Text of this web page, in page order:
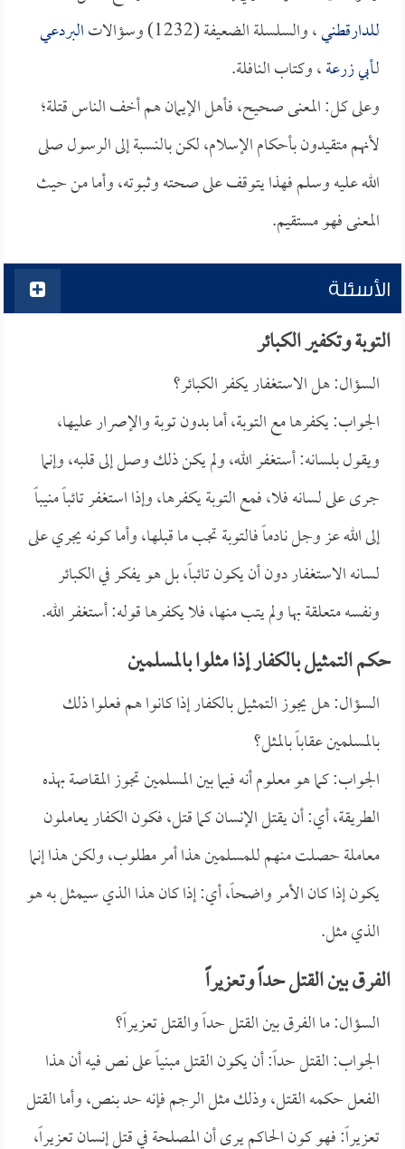
للدارقطني، والسلسلة الضعيفة (1232) وسؤالات
البردعي
لـأبي زرعة، وكتاب النافلة.
وعلى كل: المعنى صحيح، فأهل الإيمان هم أخف الناس قتلة؛
لأنهم متقيدون بأحكام الإسلام، لكن بالنسبة إلى الرسول صلى
الله عليه وسلم فهذا يتوقف على صحته وثبوته، وأما من حيث
المعنى فهو مستقيم.
الأسئلة
التوبة وتكفير الكبائر
السؤال: هل الاستغفار يكفر الكبائر؟
الجواب: يكفرها مع التوبة، أما بدون توبة والإصرار عليها،
ويقول بلسانه: أستغفر الله، ولم يكن ذلك وصل إلى قلبه، وإنما
جرى على لسانه فلا، فمع التوبة يكفرها، وإذا استغفر تائباً منيباً
إلى الله عز وجل نادماً فالتوبة تجب ما قبلها، وأما كونه يجري على
لسانه الاستغفار دون أن يكون تائباً، بل هو يفكر في الكبائر
ونفسه متعلقة بها ولم يتب منها، فلا يكفرها قوله: أستغفر الله.
حكم التمثيل بالكفار إذا مثلوا بالمسلمين
السؤال: هل يجوز التمثيل بالكفار إذا كانوا هم فعلوا ذلك
بالمسلمين عقاباً بالمثل؟
الجواب: كما هو معلوم أنه فيما بين المسلمين تجوز المقاصة بهذه
الطريقة، أي: أن يقتل الإنسان كما قتل، فكون الكفار يعاملون
معاملة حصلت منهم للمسلمين هذا أمر مطلوب، ولكن هذا إنما
يكون إذا كان الأمر واضحاً، أي: إذا كان هذا الذي سيمثل به هو
الذي مثل.
الفرق بين القتل حداً وتعزيراً
السؤال: ما الفرق بين القتل حداً والقتل تعزيراً؟
الجواب: القتل حداً: أن يكون القتل مبنياً على نص فيه أن هذا
الفعل حكمه القتل، وذلك مثل الرجم فإنه حد بنص، وأما القتل
تعزيراً: فهو كون الحاكم يرى أن المصلحة في قتل إنسان تعزيراً،